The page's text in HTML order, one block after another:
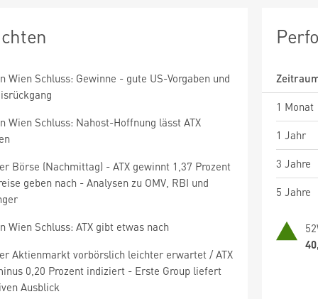
Wien Schluss: Gewinne - gute US-Vorgaben und
Wien Schluss: Nahost-Hoffnung lässt ATX
Börse (Nachmittag) - ATX gewinnt 1,37 Prozent
geben nach - Analysen zu OMV, RBI und
Wien Schluss: ATX gibt etwas nach
Aktienmarkt vorbörslich leichter erwartet / ATX
0,20 Prozent indiziert - Erste Group liefert
Ausblick
1 Monat
1 Jahr
3 Jahre
5 Jahre